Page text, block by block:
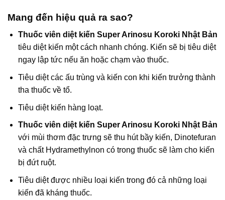
Mang đến hiệu quả ra sao?
Thuốc viên diệt kiến Super Arinosu Koroki Nhật Bản
tiêu diệt kiến một cách nhanh chóng. Kiến sẽ bị tiêu diệt
ngay lập tức nếu ăn hoặc chạm vào thuốc.
Tiêu diệt các ấu trùng và kiến con khi kiến trưởng thành
tha thuốc về tổ.
Tiêu diệt kiến hàng loạt.
Thuốc viên diệt kiến Super Arinosu Koroki Nhật Bản
với mùi thơm đặc trưng sẽ thu hút bầy kiến, Dinotefuran
và chất Hydramethylnon có trong thuốc sẽ làm cho kiến
bị đứt ruột.
Tiêu diệt được nhiều loại kiến trong đó cả những loại
kiến đã kháng thuốc.